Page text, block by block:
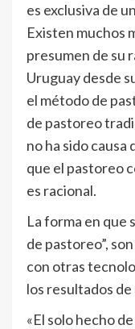
es exclusiva de
Existen muchos
presumen de su
Uruguay desde
el método de
de pastoreo
no ha sido causa
que el pastoreo
es racional.
La forma en que
de pastoreo”,
con otras
los resultados
«El solo hecho